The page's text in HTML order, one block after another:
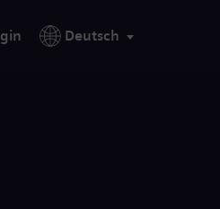
Deutsch